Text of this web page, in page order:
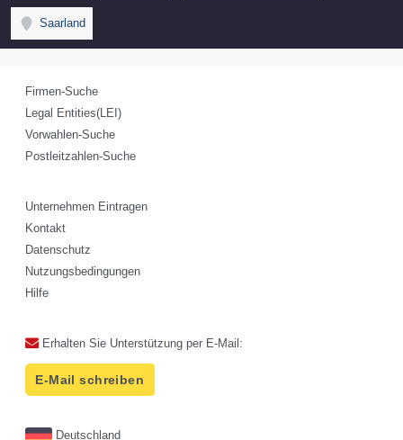
Saarland
Firmen-Suche
Legal Entities(LEI)
Vorwahlen-Suche
Postleitzahlen-Suche
Unternehmen Eintragen
Kontakt
Datenschutz
Nutzungsbedingungen
Hilfe
Erhalten Sie Unterstützung per E-Mail:
E-Mail schreiben
Deutschland